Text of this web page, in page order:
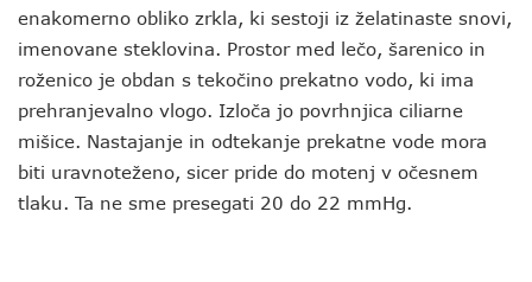
enakomerno obliko zrkla, ki sestoji iz želatinaste snovi,
imenovane steklovina. Prostor med lečo, šarenico in
roženico je obdan s tekočino prekatno vodo, ki ima
prehranjevalno vlogo. Izloča jo povrhnjica ciliarne
mišice. Nastajanje in odtekanje prekatne vode mora
biti uravnoteženo, sicer pride do motenj v očesnem
tlaku. Ta ne sme presegati 20 do 22 mmHg.